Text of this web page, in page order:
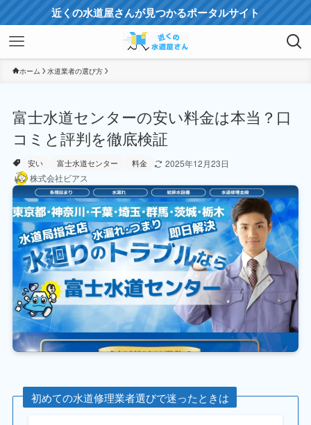
近くの水道屋さんが見つかるポータルサイト
ホーム 水道業者の選び方
富士水道センターの安い料金は本当？口
コミと評判を徹底検証
安い 富士水道センター 料金
2025年12月23日
株式会社ビアス
初めての水道修理業者選びで迷ったときは